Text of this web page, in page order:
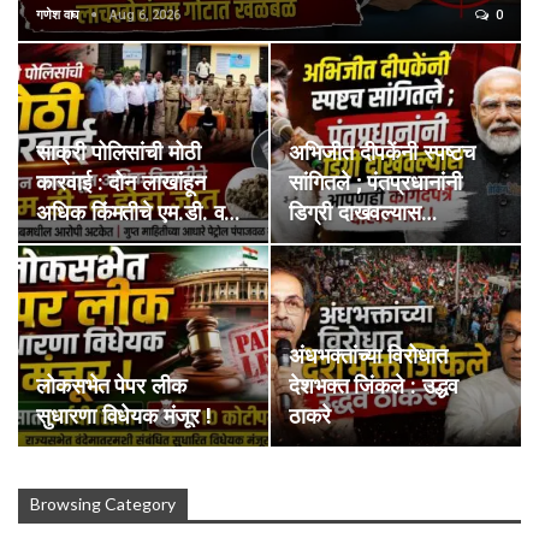
गणेश वाघ Aug 6, 2026 0
साक्री पोलिसांची मोठी
कारवाई : दोन लाखांहून
अधिक किंमतीचे एम.डी. व…
अभिजीत दीपकेंनी स्पष्टच
सांगितले ; पंतप्रधानांनी
डिग्री दाखवल्यास…
लोकसभेत पेपर लीक
सुधारणा विधेयक मंजूर !
अंधभक्तांच्या विरोधात
देशभक्त जिंकले : उद्धव
ठाकरे
Browsing Category